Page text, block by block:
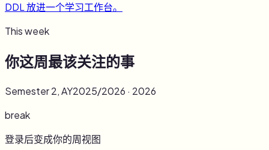
DDL 放进一个学习工作台。
This week
你这周最该关注的事
Semester 2, AY2025/2026 · 2026
break
登录后变成你的周视图